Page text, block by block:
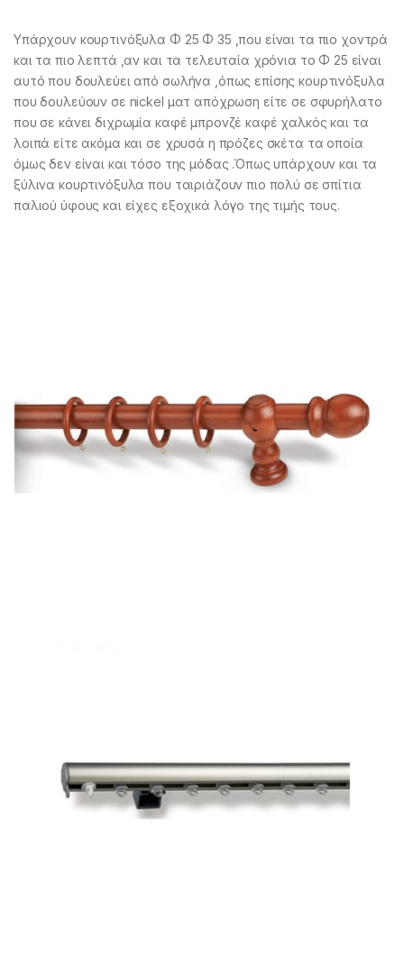
Υπάρχουν κουρτινόξυλα Φ 25 Φ 35 ,που είναι τα πιο χοντρά
και τα πιο λεπτά ,αν και τα τελευταία χρόνια το Φ 25 είναι
αυτό που δουλεύει από σωλήνα ,όπως επίσης κουρτινόξυλα
που δουλεύουν σε nickel ματ απόχρωση είτε σε σφυρήλατο
που σε κάνει διχρωμία καφέ μπρονζέ καφέ χαλκός και τα
λοιπά είτε ακόμα και σε χρυσά η πρόζες σκέτα τα οποία
όμως δεν είναι και τόσο της μόδας .Όπως υπάρχουν και τα
ξύλινα κουρτινόξυλα που ταιριάζουν πιο πολύ σε σπίτια
παλιού ύφους και είχες εξοχικά λόγο της τιμής τους.